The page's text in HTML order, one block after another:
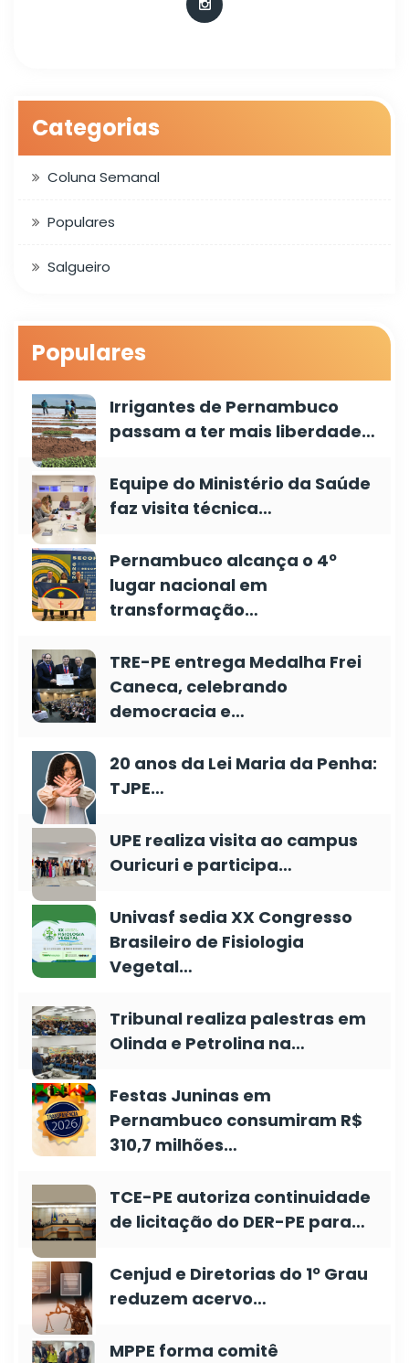
Categorias
Coluna Semanal
Populares
Salgueiro
Populares
Irrigantes de Pernambuco
passam a ter mais liberdade…
Equipe do Ministério da Saúde
faz visita técnica…
Pernambuco alcança o 4º
lugar nacional em
transformação…
TRE-PE entrega Medalha Frei
Caneca, celebrando
democracia e…
20 anos da Lei Maria da Penha:
TJPE…
UPE realiza visita ao campus
Ouricuri e participa…
Univasf sedia XX Congresso
Brasileiro de Fisiologia
Vegetal…
Tribunal realiza palestras em
Olinda e Petrolina na…
Festas Juninas em
Pernambuco consumiram R$
310,7 milhões…
TCE-PE autoriza continuidade
de licitação do DER-PE para…
Cenjud e Diretorias do 1º Grau
reduzem acervo…
MPPE forma comitê